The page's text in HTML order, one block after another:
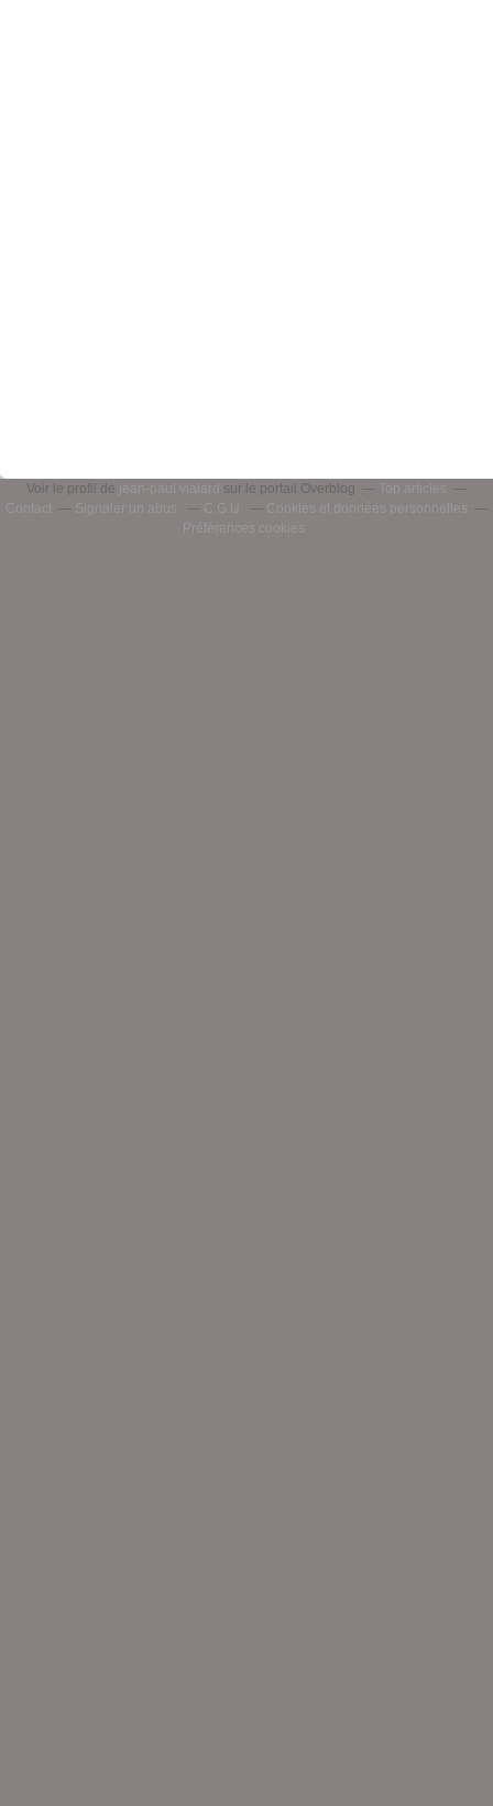
Voir le profil de jean-paul vialard sur le portail Overblog
Top articles
Contact
Signaler un abus C.G.U.
Cookies et données personnelles
Préférences cookies